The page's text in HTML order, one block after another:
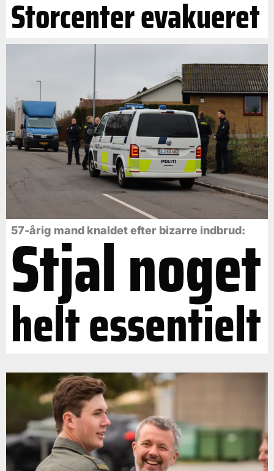
Storcenter evakueret
57-årig mand knaldet efter bizarre indbrud:
Stjal noget
helt essentielt